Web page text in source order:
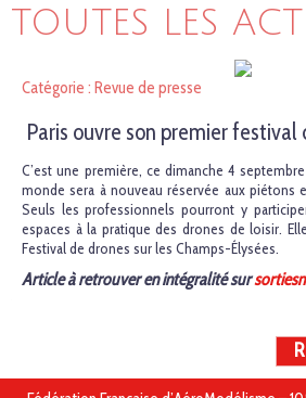
TOUTES LES
Catégorie : Revue de presse
Paris ouvre son premier festival
C’est une première, ce dimanche 4
monde sera à nouveau réservée aux piétons
Seuls les professionnels pourront y
espaces à la pratique des drones de loisir.
Festival de drones sur les Champs-Élysées.
Article à retrouver en intégralité sur